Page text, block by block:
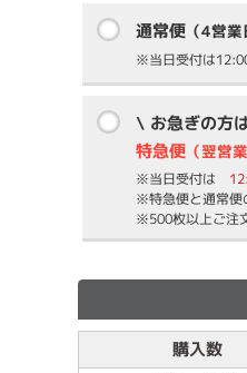
通常便（4営業
※当日受付は
\ お急ぎの方
特急便（翌営
※当日受付は
※特急便と通常便
※500枚以上ご注
購入数